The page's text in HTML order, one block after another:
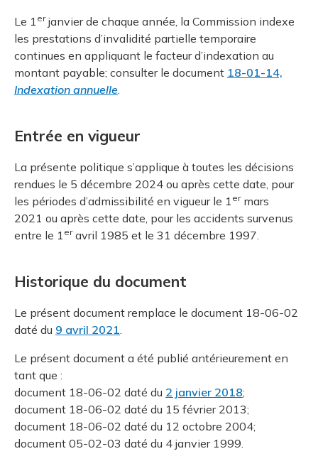
Le 1 erjanvier de chaque année, la Commission indexe
les prestations d’invalidité partielle temporaire
continues en appliquant le facteur d’indexation au
montant payable; consulter le document 18-01-14,
Indexation annuelle.
Entrée en vigueur
La présente politique s’applique à toutes les décisions
rendues le 5 décembre 2024 ou après cette date, pour
les périodes d’admissibilité en vigueur le 1 ermars
2021 ou après cette date, pour les accidents survenus
entre le 1 eravril 1985 et le 31 décembre 1997.
Historique du document
Le présent document remplace le document 18-06-02
daté du 9 avril 2021.
Le présent document a été publié antérieurement en
tant que :
document 18-06-02 daté du 2 janvier 2018;
document 18-06-02 daté du 15 février 2013;
document 18-06-02 daté du 12 octobre 2004;
document 05-02-03 daté du 4 janvier 1999.